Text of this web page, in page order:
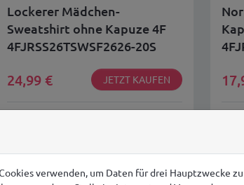
Lockerer Mädchen-
Sweatshirt ohne Kapuze 4F
4FJRSS26TSWSF2626-20S
24,99 € JETZT KAUFEN
verwenden, um Daten für drei Hauptzwecke